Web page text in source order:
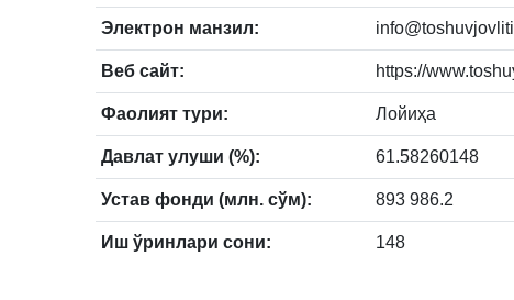
Электрон манзил: info@toshuvjovliti
Веб сайт: https://
Фаолият тури: Лойиҳа
Давлат улуши (%): 61.58260148
Устав фонди (млн. сўм): 893 986.2
Иш ўринлари сони: 148